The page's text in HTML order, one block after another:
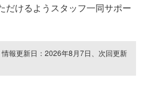
だけるようスタッフ一同サポー
報更新日：2026年8月7日、次回更新